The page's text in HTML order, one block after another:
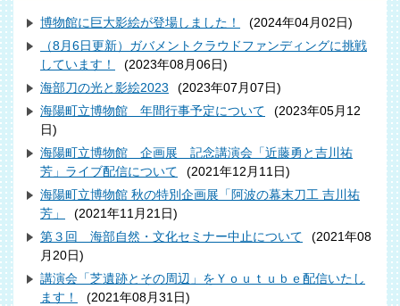
博物館に巨大影絵が登場しました！ (2024年04月02日)
（8月6日更新）ガバメントクラウドファンディングに挑戦
しています！
(2023年08月06日)
海部刀の光と影絵2023
(2023年07月07日)
海陽町立博物館 年間行事予定について
(2023年05月12
日)
海陽町立博物館 企画展 記念講演会「近藤勇と吉川祐
芳」ライブ配信について
(2021年12月11日)
海陽町立博物館 秋の特別企画展「阿波の幕末刀工 吉川祐
芳」
(2021年11月21日)
第３回 海部自然・文化セミナー中止について
(2021年08
月20日)
講演会「芝遺跡とその周辺」をＹｏｕｔｕｂｅ配信いたし
ます！
(2021年08月31日)